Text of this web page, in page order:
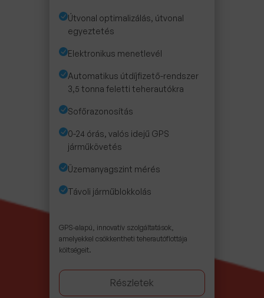
Útvonal optimalizálás, útvonal
egyeztetés
Elektronikus menetlevél
Automatikus útdíjfizető-rendszer
3,5 tonna feletti teherautókra
Sofőrazonosítás
0-24 órás, valós idejű GPS
járműkövetés
Üzemanyagszint mérés
Távoli járműblokkolás
GPS-alapú, innovatív szolgáltatások,
amelyekkel csökkentheti teherautóflottája
költségeit.
Részletek